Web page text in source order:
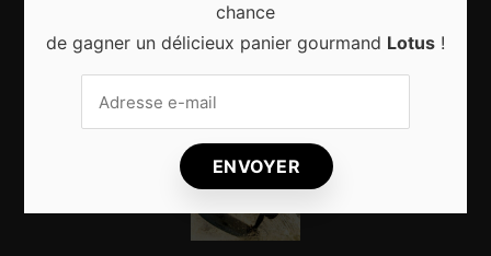
8 choses qui vous arrivent en prenant l’avion
chance
de gagner un délicieux panier gourmand Lotus !